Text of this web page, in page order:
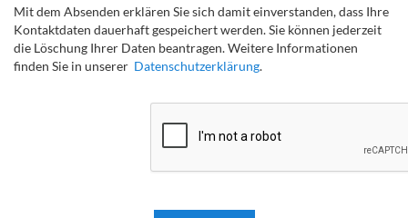
Mit dem Absenden erklären Sie sich damit einverstanden, dass Ihre
Kontaktdaten dauerhaft gespeichert werden. Sie können jederzeit
die Löschung Ihrer Daten beantragen. Weitere Informationen
finden Sie in unserer Datenschutzerklärung.